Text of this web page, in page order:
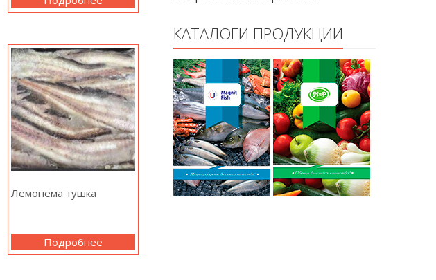
Лемонема тушка
Подробнее
КАТАЛОГИ ПРОДУКЦИИ